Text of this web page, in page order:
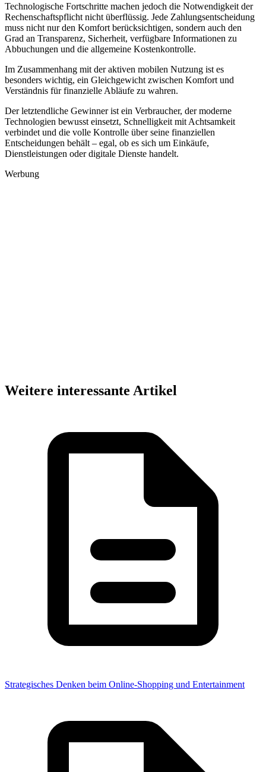
Technologische Fortschritte machen jedoch die Notwendigkeit der
Rechenschaftspflicht nicht überflüssig. Jede Zahlungsentscheidung
muss nicht nur den Komfort berücksichtigen, sondern auch den
Grad an Transparenz, Sicherheit, verfügbare Informationen zu
Abbuchungen und die allgemeine Kostenkontrolle.
Im Zusammenhang mit der aktiven mobilen Nutzung ist es
besonders wichtig, ein Gleichgewicht zwischen Komfort und
Verständnis für finanzielle Abläufe zu wahren.
Der letztendliche Gewinner ist ein Verbraucher, der moderne
Technologien bewusst einsetzt, Schnelligkeit mit Achtsamkeit
verbindet und die volle Kontrolle über seine finanziellen
Entscheidungen behält – egal, ob es sich um Einkäufe,
Dienstleistungen oder digitale Dienste handelt.
Werbung
Weitere interessante Artikel
Strategisches Denken beim Online-Shopping und Entertainment